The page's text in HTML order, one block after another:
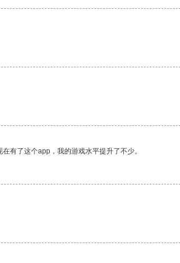
有了这个app，我的游戏水平提升了不少。